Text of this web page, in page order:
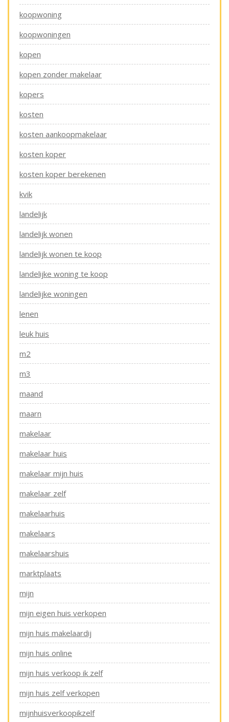
koopwoning
koopwoningen
kopen
kopen zonder makelaar
kopers
kosten
kosten aankoopmakelaar
kosten koper
kosten koper berekenen
kvik
landelijk
landelijk wonen
landelijk wonen te koop
landelijke woning te koop
landelijke woningen
lenen
leuk huis
m2
m3
maand
maarn
makelaar
makelaar huis
makelaar mijn huis
makelaar zelf
makelaarhuis
makelaars
makelaarshuis
marktplaats
mijn
mijn eigen huis verkopen
mijn huis makelaardij
mijn huis online
mijn huis verkoop ik zelf
mijn huis zelf verkopen
mijnhuisverkoopikzelf